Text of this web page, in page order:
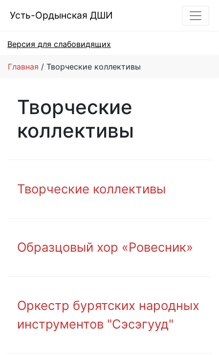
Усть-Ордынская ДШИ
Версия для слабовидящих
Главная Творческие коллективы
Творческие
коллективы
Творческие коллективы
Образцовый хор «Ровесник»
Оркестр бурятских народных
инструментов "Сэсэгууд"